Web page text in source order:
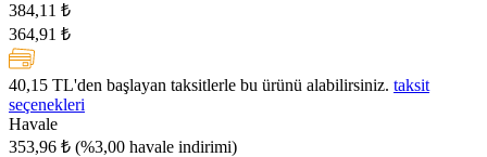
384,11 ₺
364,91 ₺
40,15 TL'den başlayan taksitlerle bu ürünü alabilirsiniz. taksit
seçenekleri
Havale
353,96 ₺ (%3,00 havale indirimi)